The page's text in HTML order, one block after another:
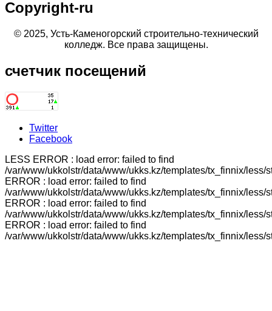
Copyright-ru
© 2025, Усть-Каменогорский строительно-технический
колледж. Все права защищены.
счетчик посещений
Twitter
Facebook
LESS ERROR : load error: failed to find
/var/www/ukkolstr/data/www/ukks.kz/templates/tx_finnix/less/
ERROR : load error: failed to find
/var/www/ukkolstr/data/www/ukks.kz/templates/tx_finnix/less/
ERROR : load error: failed to find
/var/www/ukkolstr/data/www/ukks.kz/templates/tx_finnix/less/
ERROR : load error: failed to find
/var/www/ukkolstr/data/www/ukks.kz/templates/tx_finnix/less/